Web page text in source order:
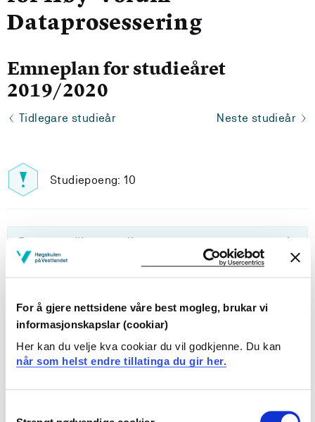
For å gjere nettsidene våre best mogleg, brukar vi
informasjonskapslar (cookiar)
Her kan du velje kva cookiar du vil godkjenne. Du kan
når som helst endre tillatinga du gir her.
Dataprosessering
Emneplan for studieåret
2019/2020
Tidlegare studieår Neste studieår
Studiepoeng: 10
Pensum-/litteraturliste
Inngår i:
Datateknologi | ph.d.